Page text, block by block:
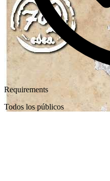
Requirements
Todos los públicos